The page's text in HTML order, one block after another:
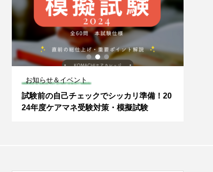
お知らせ＆イベント
試験前の自己チェックでシッカリ準備！20
24年度ケアマネ受験対策・模擬試験